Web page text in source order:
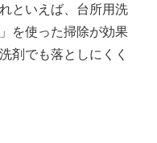
といえば、台所用洗
を使った掃除が効果
剤でも落としにくく